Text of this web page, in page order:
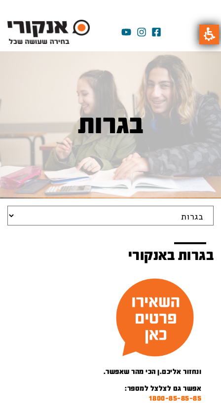
בגרות
בגרות באנקורי
ונחזור אליכם.ן הכי מהר שאפשר.
אפשר גם לצלצל למספר:
1800-85-85-85